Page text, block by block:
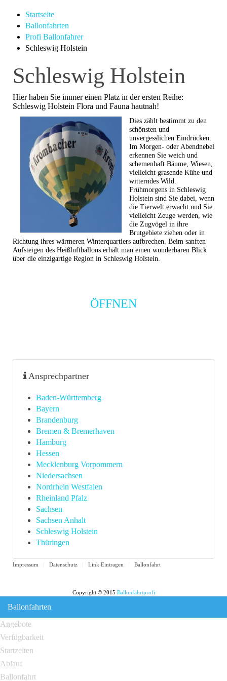
Startseite
Ballonfahrten
Profi Ballonfahrer
Schleswig Holstein
Schleswig Holstein
Hier haben Sie immer einen Platz in der ersten Reihe:
Schleswig Holstein Flora und Fauna hautnah!
Dies zählt bestimmt zu den
schönsten und
unvergesslichen Eindrücken:
Im Morgen- oder Abendnebel
erkennen Sie weich und
schemenhaft Bäume, Wiesen,
vielleicht grasende Kühe und
witterndes Wild.
Frühmorgens in Schleswig
Holstein sind Sie dabei, wenn
die Tierwelt erwacht und Sie
vielleicht Zeuge werden, wie
die Zugvögel in ihre
Brutgebiete ziehen oder in
Richtung ihres wärmeren Winterquartiers aufbrechen. Beim sanften
Aufsteigen des Heißluftballons erhält man einen wunderbaren Blick
über die einzigartige Region in Schleswig Holstein.
ÖFFNEN
Ansprechpartner
Baden-Württemberg
Bayern
Brandenburg
Bremen & Bremerhaven
Hamburg
Hessen
Mecklenburg Vorpommern
Niedersachsen
Nordrhein Westfalen
Rheinland Pfalz
Sachsen
Sachsen Anhalt
Schleswig Holstein
Thüringen
Impressum Datenschutz Link Eintragen Ballonfahrt
Copyright © 2015 Ballonfahrtprofi
Ballonfahrten
Angebote
Verfügbarkeit
Startzeiten
Ablauf
Ballonfahrt